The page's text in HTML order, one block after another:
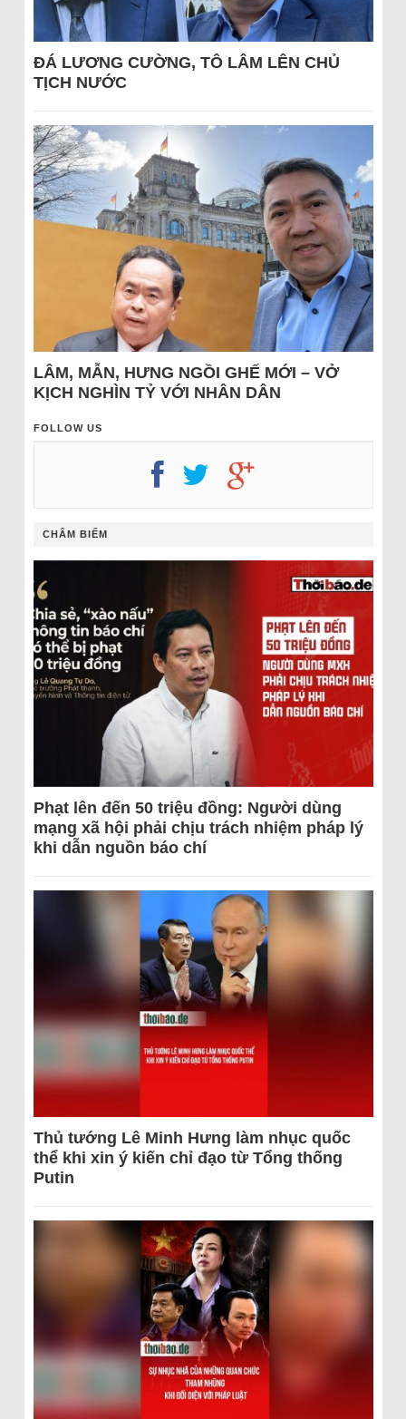
ĐÁ LƯƠNG CƯỜNG, TÔ LÂM LÊN CHỦ
TỊCH NƯỚC
LÂM, MẪN, HƯNG NGỒI GHẾ MỚI – VỞ
KỊCH NGHÌN TỶ VỚI NHÂN DÂN
FOLLOW US
CHÂM BIẾM
Phạt lên đến 50 triệu đồng: Người dùng
mạng xã hội phải chịu trách nhiệm pháp lý
khi dẫn nguồn báo chí
Thủ tướng Lê Minh Hưng làm nhục quốc
thể khi xin ý kiến chỉ đạo từ Tổng thống
Putin